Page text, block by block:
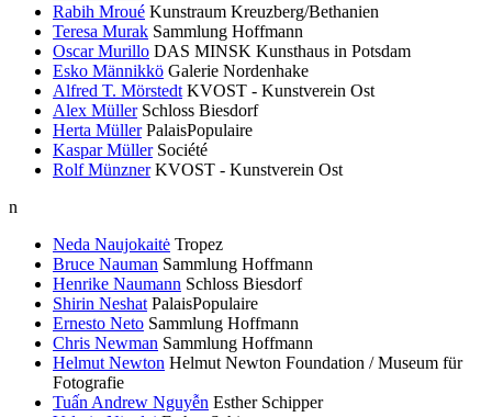
Rabih Mroué Kunstraum Kreuzberg/Bethanien
Teresa Murak Sammlung Hoffmann
Oscar Murillo DAS MINSK Kunsthaus in Potsdam
Esko Männikkö Galerie Nordenhake
Alfred T. Mörstedt KVOST - Kunstverein Ost
Alex Müller Schloss Biesdorf
Herta Müller PalaisPopulaire
Kaspar Müller Société
Rolf Münzner KVOST - Kunstverein Ost
n
Neda Naujokaitė Tropez
Bruce Nauman Sammlung Hoffmann
Henrike Naumann Schloss Biesdorf
Shirin Neshat PalaisPopulaire
Ernesto Neto Sammlung Hoffmann
Chris Newman Sammlung Hoffmann
Helmut Newton Helmut Newton Foundation / Museum für
Fotografie
Tuấn Andrew Nguyễn Esther Schipper